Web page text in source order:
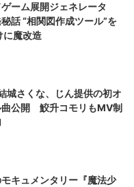
ゲーム展開ジェネレータ
話 “相関図作成ツール”を
に魔改造
城さくな、じん提供の初オ
曲公開 鮫升コモリもMV制
キュメンタリー『魔法少